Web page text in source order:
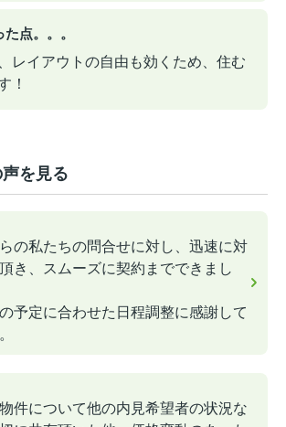
点。。。
レイアウトの自由も効くため、住む
！
を見る
の私たちの問合せに対し、迅速に対
き、スムーズに契約までできまし
予定に合わせた日程調整に感謝して
件について他の内見希望者の状況な